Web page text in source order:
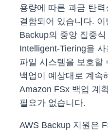
용량에 따른 과금 탄
결합되어 있습니다.
Backup의 중앙 집중
Intelligent-Tiering을
파일 시스템을 보호할
백업이 예상대로 계속
Amazon FSx 백업 계
필요가 없습니다.
AWS Backup 지원은